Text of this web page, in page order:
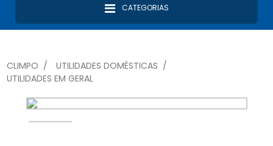
CATEGORIAS
CLIMPO
UTILIDADES DOMÉSTICAS
UTILIDADES EM GERAL